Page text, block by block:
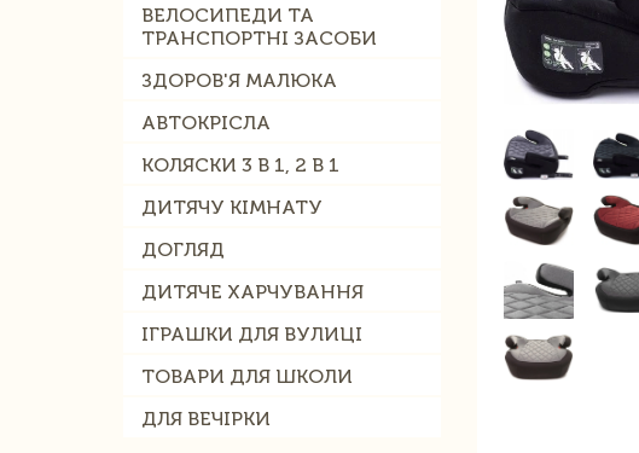
ВЕЛОСИПЕДИ ТА
ТРАНСПОРТНІ ЗАСОБИ
ЗДОРОВ'Я МАЛЮКА
АВТОКРІСЛА
КОЛЯСКИ 3 В 1, 2 В 1
ДИТЯЧУ КІМНАТУ
ДОГЛЯД
ДИТЯЧЕ ХАРЧУВАННЯ
ІГРАШКИ ДЛЯ ВУЛИЦІ
ТОВАРИ ДЛЯ ШКОЛИ
ДЛЯ ВЕЧІРКИ